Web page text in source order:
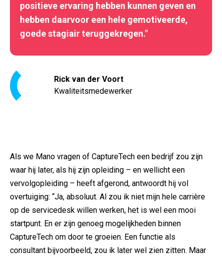
positieve ervaring hebben kunnen geven en
hebben daarvoor een hele gemotiveerde,
goede stagiair teruggekregen."
Rick van der Voort
Kwaliteitsmedewerker
Als we Mano vragen of CaptureTech een bedrijf zou zijn
waar hij later, als hij zijn opleiding – en wellicht een
vervolgopleiding – heeft afgerond, antwoordt hij vol
overtuiging: “Ja, absoluut. Al zou ik niet mijn hele carrière
op de servicedesk willen werken, het is wel een mooi
startpunt. En er zijn genoeg mogelijkheden binnen
CaptureTech om door te groeien. Een functie als
consultant bijvoorbeeld, zou ik later wel zien zitten. Maar